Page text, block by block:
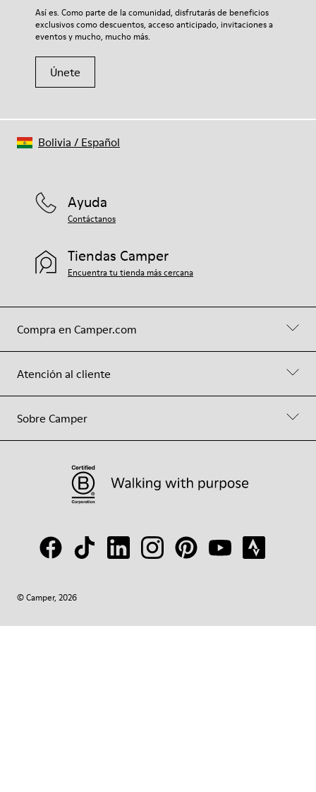
Así es. Como parte de la comunidad, disfrutarás de beneficios
exclusivos como descuentos, acceso anticipado, invitaciones a
eventos y mucho, mucho más.
Únete
Compra en Camper.com
Atención al cliente
Sobre Camper
Ayuda
Contáctanos
Tiendas Camper
Encuentra tu tienda más cercana
© Camper, 2026
Bolivia / Español